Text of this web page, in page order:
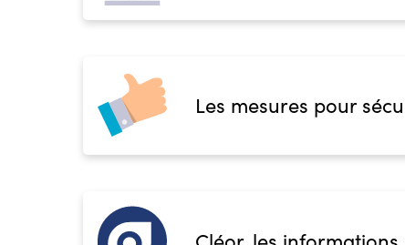
Les mesures pour